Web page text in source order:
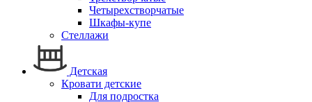
Четырехстворчатые
Шкафы-купе
Стеллажи
Детская
Кровати детские
Для подростка